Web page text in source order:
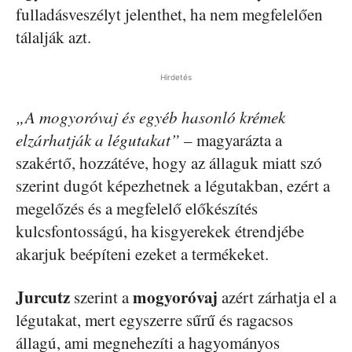
fulladásveszélyt jelenthet, ha nem megfelelően
tálalják azt.
Hirdetés
„A mogyoróvaj és egyéb hasonló krémek
elzárhatják a légutakat” – magyarázta a
szakértő, hozzátéve, hogy az állaguk miatt szó
szerint dugót képezhetnek a légutakban, ezért a
megelőzés és a megfelelő előkészítés
kulcsfontosságú, ha kisgyerekek étrendjébe
akarjuk beépíteni ezeket a termékeket.
Jurcutz szerint amogyoróvaj azért zárhatja el a
légutakat, mert egyszerre sűrű és ragacsos
állagú, ami megnehezíti a hagyományos